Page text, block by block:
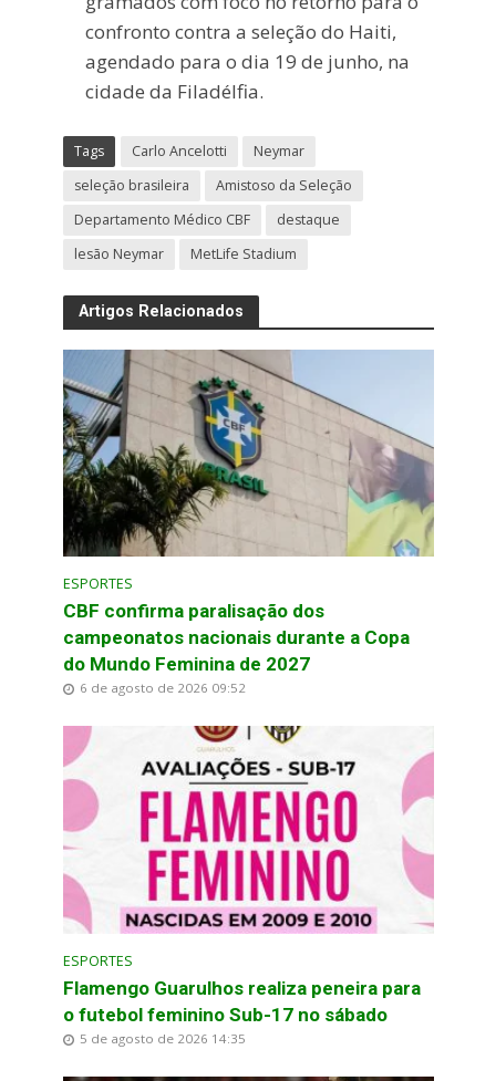
confronto contra a seleção do Haiti,
agendado para o dia 19 de junho, na
cidade da Filadélfia.
Tags Carlo Ancelotti
Neymar
seleção brasileira
Amistoso da Seleção
Departamento Médico CBF
destaque
lesão Neymar
MetLife Stadium
Artigos Relacionados
ESPORTES
CBF confirma paralisação dos
campeonatos nacionais durante a Copa
do Mundo Feminina de 2027
6 de agosto de 2026 09:52
ESPORTES
Flamengo Guarulhos realiza peneira para
o futebol feminino Sub-17 no sábado
5 de agosto de 2026 14:35